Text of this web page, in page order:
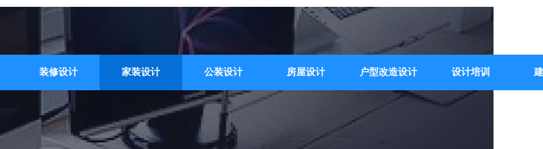
装修设计 家装设计 公装设计 房屋设计 户型改造设计 设计培训